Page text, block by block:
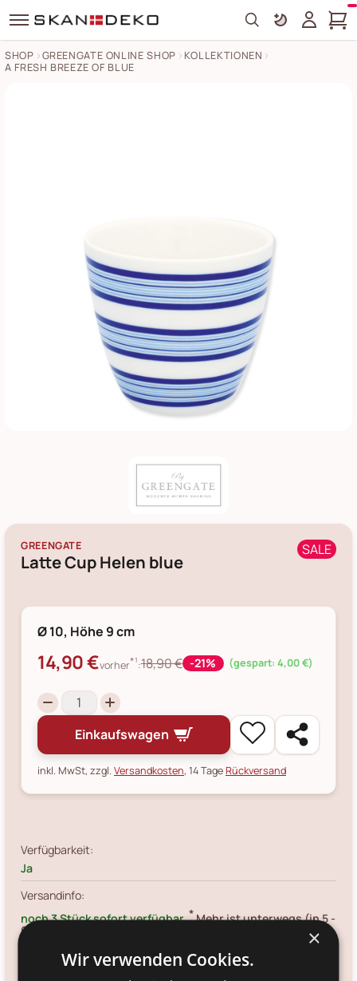
Search
SHOP GREENGATE ONLINE SHOP
KOLLEKTIONEN
A FRESH BREEZE OF BLUE
SALE
GREENGATE
Latte Cup Helen blue
Ø 10, Höhe 9 cm
14,90 €vorher*¹:18,90 € -21% (gespart: 4,00 €)
Einkaufswagen
inkl. MwSt, zzgl.Versandkosten, 14 TageRückversand
Verfügbarkeit:
Ja
Versandinfo:
noch 3 Stück sofort verfügbar.*Mehr ist unterwegs (in 5 -
6 Werktagen am Lager). Jetzt schon bestellen und
Artikelnr.:
×
Wir verwenden Cookies.